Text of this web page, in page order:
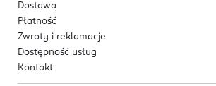
Dostawa
Płatność
Zwroty i reklamacje
Dostępność usług
Kontakt